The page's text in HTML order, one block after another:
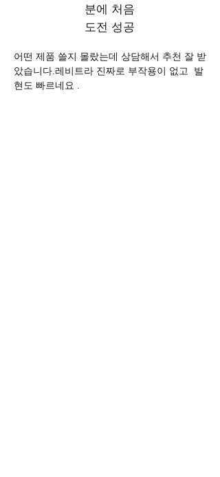
분에 처음
도전 성공
어떤 제품 쓸지 몰랐는데 상담해서 추천 잘 받
았습니다.레비트라 진짜로 부작용이 없고  발
현도 빠르네요 .